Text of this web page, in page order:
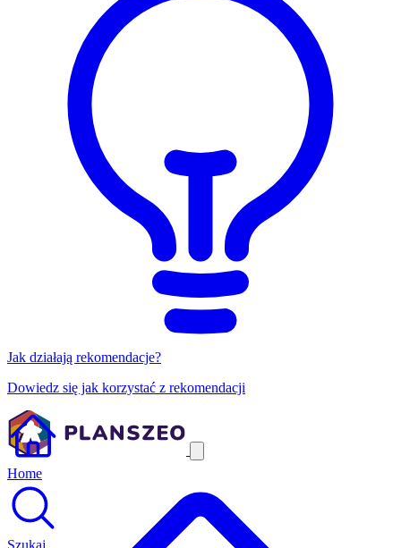
Jak działają rekomendacje?
Dowiedz się jak korzystać z rekomendacji
Home
Szukaj